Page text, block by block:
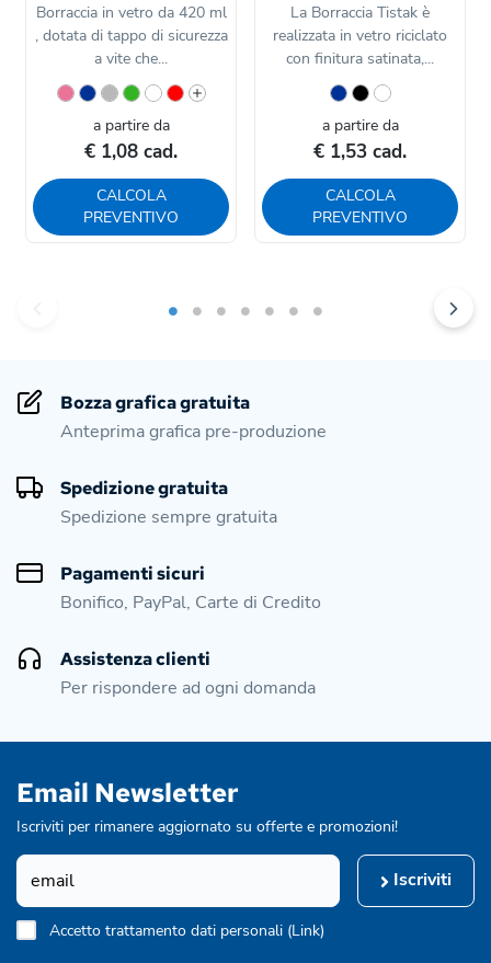
Borraccia in vetro da 420 ml
, dotata di tappo di sicurezza
a vite che...
a partire da
€ 1,08 cad.
CALCOLA
PREVENTIVO
La Borraccia Tistak è
realizzata in vetro riciclato
con finitura satinata,...
a partire da
€ 1,53 cad.
CALCOLA
PREVENTIVO
Bozza grafica gratuita
Anteprima grafica pre-produzione
Spedizione gratuita
Spedizione sempre gratuita
Pagamenti sicuri
Bonifico, PayPal, Carte di Credito
Assistenza clienti
Per rispondere ad ogni domanda
Email Newsletter
Iscriviti per rimanere aggiornato su offerte e promozioni!
Iscriviti
Accetto trattamento dati personali (Link)